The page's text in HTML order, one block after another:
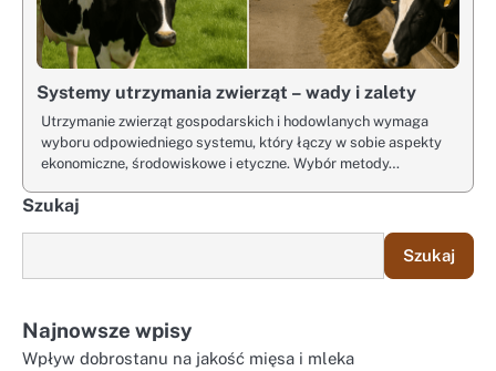
Systemy utrzymania zwierząt – wady i zalety
Utrzymanie zwierząt gospodarskich i hodowlanych wymaga
wyboru odpowiedniego systemu, który łączy w sobie aspekty
ekonomiczne, środowiskowe i etyczne. Wybór metody…
Szukaj
Szukaj
Najnowsze wpisy
Wpływ dobrostanu na jakość mięsa i mleka